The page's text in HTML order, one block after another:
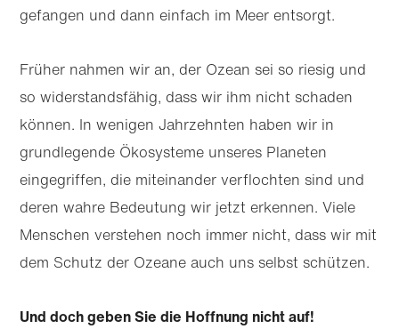
gefangen und dann einfach im Meer entsorgt.
Früher nahmen wir an, der Ozean sei so riesig und
so widerstandsfähig, dass wir ihm nicht schaden
können. In wenigen Jahrzehnten haben wir in
grundlegende Ökosysteme unseres Planeten
eingegriffen, die miteinander verflochten sind und
deren wahre Bedeutung wir jetzt erkennen. Viele
Menschen verstehen noch immer nicht, dass wir mit
dem Schutz der Ozeane auch uns selbst schützen.
Und doch geben Sie die Hoffnung nicht auf!